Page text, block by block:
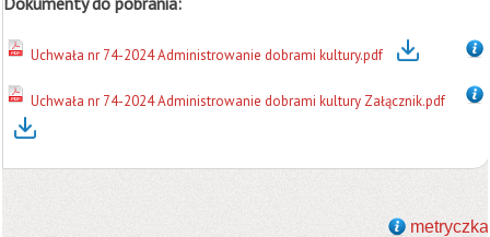
Uchwała nr 74-2024 Administrowanie dobrami kultury.pdf
Uchwała nr 74-2024 Administrowanie dobrami kultury Załącznik.pdf
metryczka